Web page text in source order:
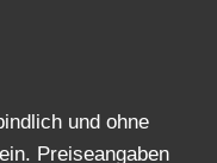
und ohne
Preiseangaben